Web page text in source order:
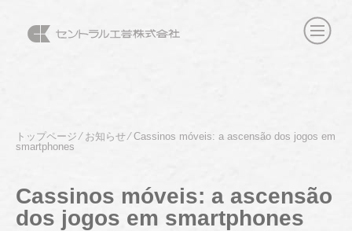
トップページ⁄ お知らせ⁄Cassinos móveis: a ascensão dos jogos em
smartphones
Cassinos móveis: a ascensão
dos jogos em smartphones